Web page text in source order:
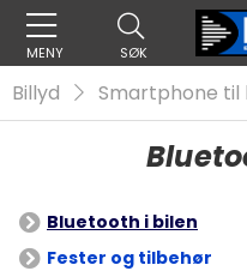
MENY SØK
Billyd Smartphone til
Bluetooth i bilen
Fester og tilbehør